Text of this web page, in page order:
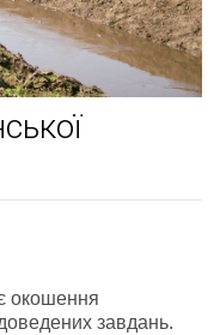
окошення
завдань.